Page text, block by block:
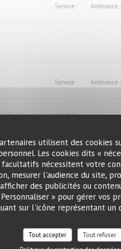
utilisent des cookies
Les cookies dits «
facultatifs nécessitent votre
mesurer l'audience du site,
des publicités ou
» pour gérer vos
sur l'icône représentant un
Tout accepter Tout refuser
Service : Ambiance :
Service : Ambiance :
service aimable
Service:4 /5 Ambiance:
versaut. Ich war vorher schon mal
Service:5/5 Ambiance: